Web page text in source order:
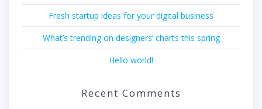
Fresh startup ideas for your digital business
What’s trending on designers’ charts this spring
Hello world!
Recent Comments